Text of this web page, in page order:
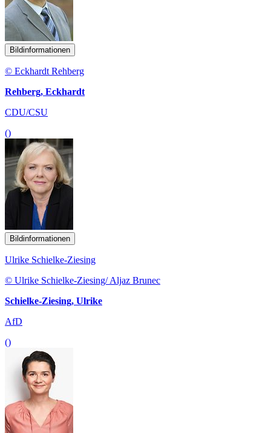
Bildinformationen
© Eckhardt Rehberg
Rehberg, Eckhardt
CDU/CSU
()
Bildinformationen
Ulrike Schielke-Ziesing
© Ulrike Schielke-Ziesing/ Aljaz Brunec
Schielke-Ziesing, Ulrike
AfD
()